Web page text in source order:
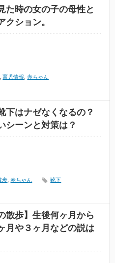
た時の女の子の母性と
クション。
,育児情報 ,赤ちゃん
下はナゼなくなるの？
シーンと対策は？
歩 ,赤ちゃん
靴下
散歩】生後何ヶ月から
月や３ヶ月などの説は